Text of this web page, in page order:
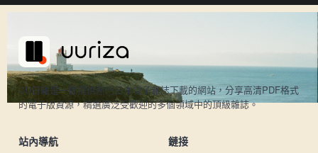
UU日雜是一個提供熱門日本電子雜誌下載的網站，分享高清PDF格式
的電子版資源，精選廣泛受歡迎的多個領域中的頂級雜誌。
站內導航 鏈接